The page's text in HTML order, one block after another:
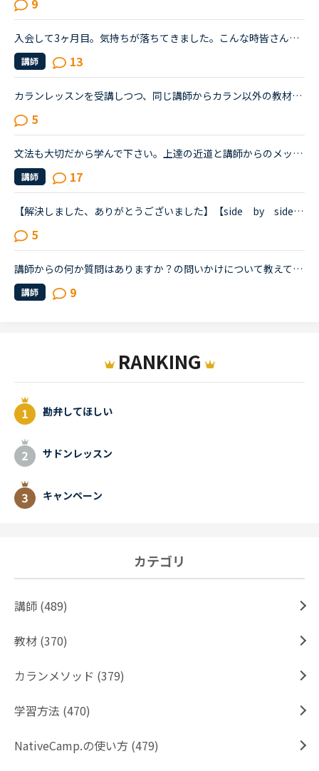
9
入会して3ヶ月目。気持ちが落ちてきました。こんな時皆さんならどうしますか？こんにちは。英語は大学受験で勉強したのが最後の現在26歳です。英語喋れたら格好良いよな〜という憧れを実現させてやろうじゃないか...
講師 13
カランレッスンを受講しつつ、同じ講師からカラン以外の教材でもレッスンを受講しているかたにお尋ねします。私は現状stage8で、これまでカラン以外のレッスンはほとんどサドンで様々な講師から受講していました...
5
文法も大切だから学んで下さい。上達の近道と講師からのメッセージありました。そうなんです。ネイティブキャンプはじめて４ヶ月目に突入しましたが一向にまともなセンテンスが出来なくてしょっちゅうなおされま...
講師 17
【解決しました、ありがとうございました】【side by side ４より】すみません、感覚として全然分からない文章が出てきたのでどなたか教えていただけないでしょうか？レッスン中にも質問しましたが、英語での...
5
講師からの何か質問はありますか？の問いかけについて教えてください。初めて3ヶ月の初心者で、もうすぐ海外旅行にいくので、旅行英会話を教材としてやってます。何か質問はありますか？と聞かれることがあるんで...
講師 9
RANKING
勘弁してほしい
サドンレッスン
キャンペーン
カテゴリ
講師 (489)
教材 (370)
カランメソッド (379)
学習方法 (470)
NativeCamp.の使い方 (479)